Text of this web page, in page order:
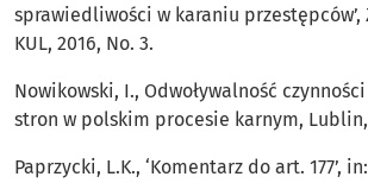
sprawiedliwości w karaniu przestępców’,
KUL, 2016, No. 3.
Nowikowski, I., Odwoływalność
stron w polskim procesie karnym, Lublin,
Paprzycki, L.K., ‘Komentarz do art. 177’,